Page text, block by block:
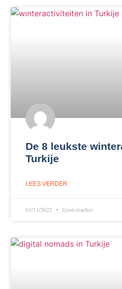
De 8 leukste
Turkije
LEES VERDER
03/11/2022 Geen reacties